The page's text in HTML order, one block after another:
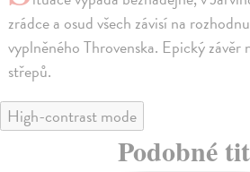
zrádce a osud všech závisí na
vyplněného Throvenska. Epický
střepů.
High-contrast mode
Podobné